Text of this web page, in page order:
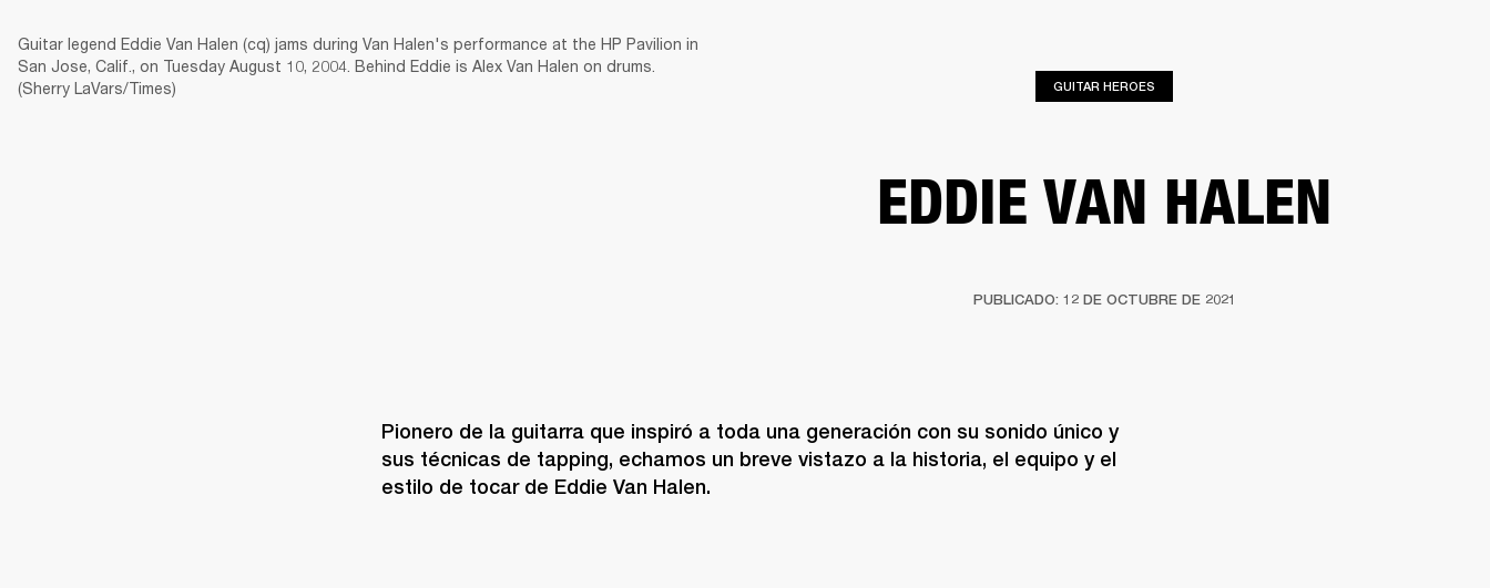
SOPORTE
Guitar legend Eddie Van Halen (cq) jams during Van Halen's performance at the HP Pavilion in
San Jose, Calif., on Tuesday August 10, 2004. Behind Eddie is Alex Van Halen on drums.
(Sherry LaVars/Times)
GUITAR HEROES
EDDIE VAN HALEN
PUBLICADO: 12 DE OCTUBRE DE 2021
Pionero de la guitarra que inspiró a toda una generación con su sonido único y
sus técnicas de tapping, echamos un breve vistazo a la historia, el equipo y el
estilo de tocar de Eddie Van Halen.